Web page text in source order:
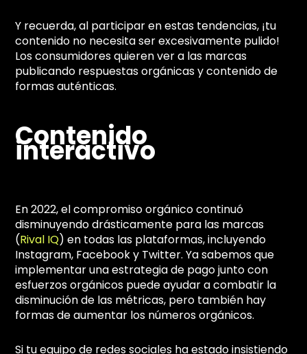
Y recuerda, al participar en estas tendencias, ¡tu
contenido no necesita ser excesivamente pulido!
Los consumidores quieren ver a las marcas
publicando respuestas orgánicas y contenido de
formas auténticas.
Contenido
interactivo
En 2022, el compromiso orgánico continuó
disminuyendo drásticamente para las marcas
(Rival IQ) en todas las plataformas, incluyendo
Instagram, Facebook y Twitter. Ya sabemos que
implementar una estrategia de pago junto con
esfuerzos orgánicos puede ayudar a combatir la
disminución de las métricas, pero también hay
formas de aumentar los números orgánicos.
Si tu equipo de redes sociales ha estado insistiendo